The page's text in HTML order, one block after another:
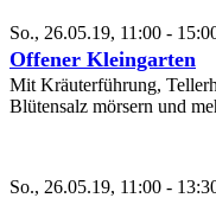
So., 26.05.19, 11:00 -
Offener Kleingarten
Mit Kräuterführung,
Blütensalz mörsern und
So., 26.05.19, 11:00 -